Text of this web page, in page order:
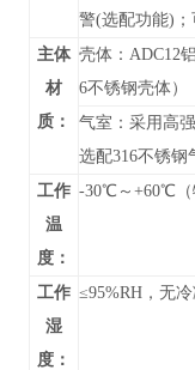
警(选配功能)；
主体
材
质：
壳体：ADC12
6不锈钢壳体）
气室：采用高
选配316不锈钢
工作
温
度：
-30℃～+60℃（
工作
湿
度：
≤95%RH，无